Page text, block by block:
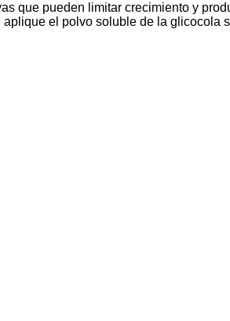
que pueden limitar crecimiento y
el polvo soluble de la glicocola